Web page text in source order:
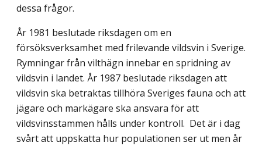
dessa frågor.
År 1981 beslutade riksdagen om en
försöksverksamhet med frilevande vildsvin i Sverige.
Rymningar från vilthägn innebar en spridning av
vildsvin i landet. År 1987 beslutade riksdagen att
vildsvin ska betraktas tillhöra Sveriges fauna och att
jägare och markägare ska ansvara för att
vildsvinsstammen hålls under kontroll. Det är i dag
svårt att uppskatta hur populationen ser ut men år